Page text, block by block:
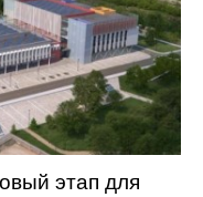
этап для